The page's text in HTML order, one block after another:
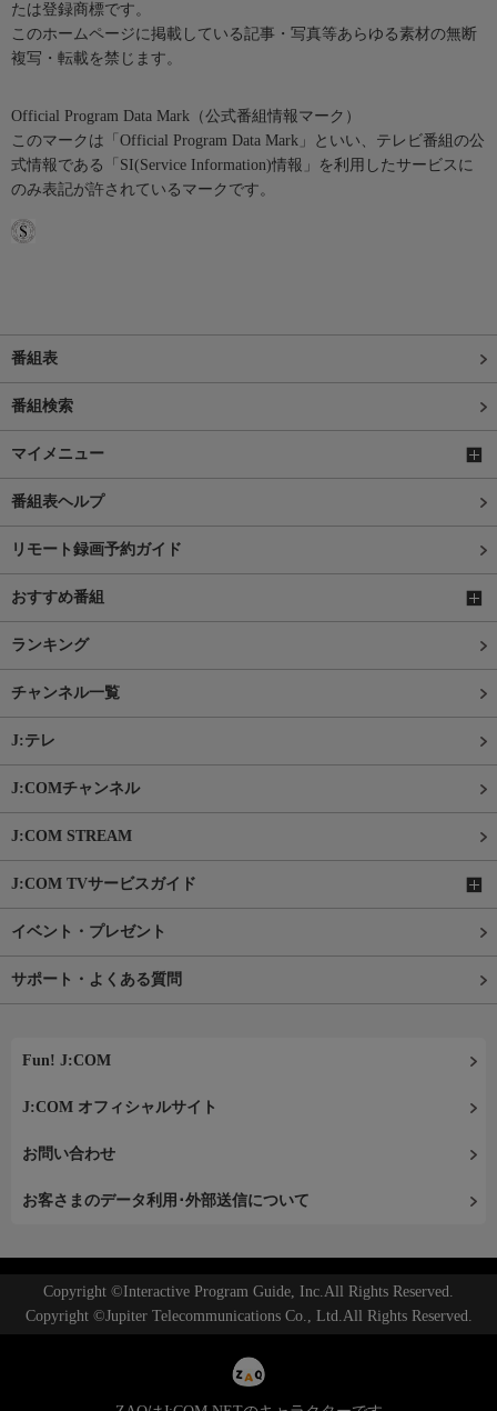
たは登録商標です。
このホームページに掲載している記事・写真等あらゆる素材の無断
複写・転載を禁じます。
Official Program Data Mark（公式番組情報マーク）
このマークは「Official Program Data Mark」といい、テレビ番組の公
式情報である「SI(Service Information)情報」を利用したサービスに
のみ表記が許されているマークです。
番組表
番組検索
マイメニュー
番組表ヘルプ
リモート録画予約ガイド
おすすめ番組
ランキング
チャンネル一覧
J:テレ
J:COMチャンネル
J:COM STREAM
J:COM TVサービスガイド
イベント・プレゼント
サポート・よくある質問
Fun! J:COM
J:COM オフィシャルサイト
お問い合わせ
お客さまのデータ利用･外部送信について
Copyright ©Interactive Program Guide, Inc.All Rights Reserved.
Copyright ©Jupiter Telecommunications Co., Ltd.All Rights Reserved.